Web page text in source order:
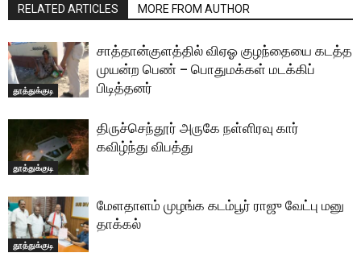
RELATED ARTICLES MORE FROM AUTHOR
தூத்துக்குடி
சாத்தான்குளத்தில் விஏஓ குழந்தையை கடத்த
முயன்ற பெண் – பொதுமக்கள் மடக்கிப்
பிடித்தனர்
தூத்துக்குடி
திருச்செந்தூர் அருகே நள்ளிரவு கார்
கவிழ்ந்து விபத்து
தூத்துக்குடி
மேளதாளம் முழங்க கடம்பூர் ராஜு வேட்பு மனு
தாக்கல்